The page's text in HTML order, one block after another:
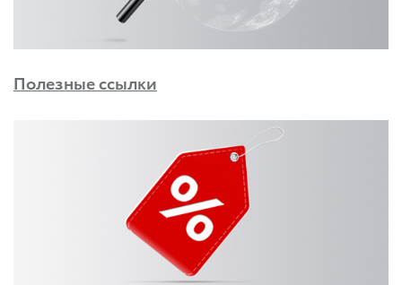
Полезные ссылки